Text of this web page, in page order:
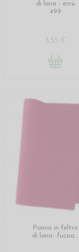
di lana - ecrù
499
3,55 €
Panno in feltro
di lana- fucsia...